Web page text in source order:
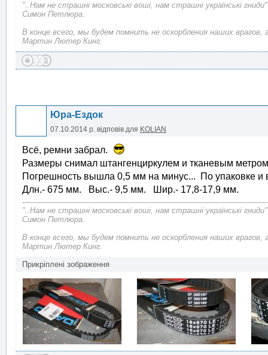
"..Нам не страшні московські воші, нам страшні українські гниди"
Симон Петлюра.
В конце всего, мы будем помнить не оскорбления наших врагов,
Мартин Лютер Кинг.
Юра-Ездок
07.10.2014 р. відповів для KOLIAN
Всё, ремни забрал.
Размеры снимал штангенциркулем и тканевым
Погрешность вышла 0,5 мм на минус... По упаковке и
Длн.- 675 мм. Выс.- 9,5 мм. Шир.- 17,8-17,9 мм.
"..Нам не страшні московські воші, нам страшні українські гниди"
Симон Петлюра.
В конце всего, мы будем помнить не оскорбления наших врагов,
Мартин Лютер Кинг.
Прикріплені зображення